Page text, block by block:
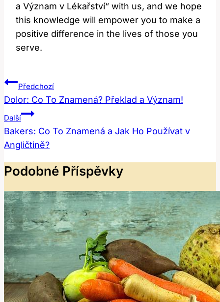
a Význam v Lékařství“ with us, and we hope
this knowledge will empower you to make a
positive difference in the lives of those you
serve.
Navigace
Pro
Příspěvek
Předchozí
Dolor: Co To Znamená? Překlad a Význam!
Další
Bakers: Co To Znamená a Jak Ho Používat v
Angličtině?
Podobné Příspěvky